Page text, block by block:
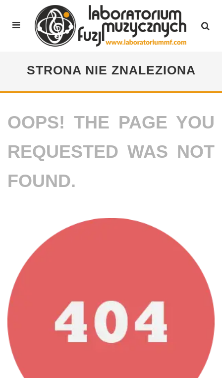
STRONA NIE ZNALEZIONA
OOPS! THE PAGE YOU
REQUESTED WAS NOT
FOUND.